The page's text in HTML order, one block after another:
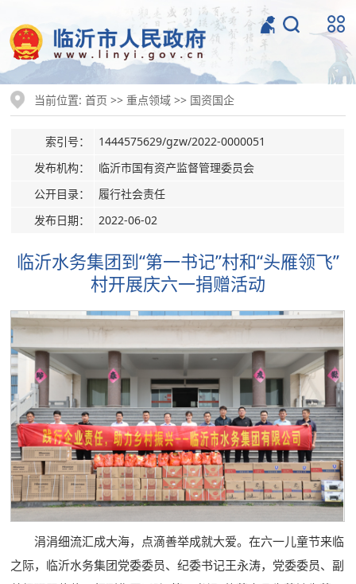
当前位置:首页 >>重点领域 >> 国资国企
索引号：
1444575629/gzw/2022-0000051
发布机构：
临沂市国有资产监督管理委员会
公开目录：
履行社会责任
发布日期：
2022-06-02
临沂水务集团到“第一书记”村和“头雁领飞”
村开展庆六一捐赠活动
涓涓细流汇成大海，点滴善举成就大爱。在六一儿童节来临
之际，临沂水务集团党委委员、纪委书记王永涛，党委委员、副